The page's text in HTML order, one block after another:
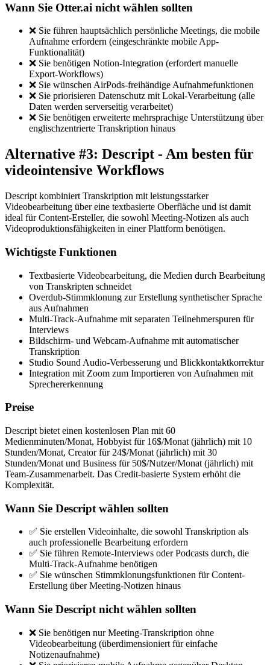
Wann Sie Otter.ai nicht wählen sollten
❌ Sie führen hauptsächlich persönliche Meetings, die mobile
Aufnahme erfordern (eingeschränkte mobile App-
Funktionalität)
❌ Sie benötigen Notion-Integration (erfordert manuelle
Export-Workflows)
❌ Sie wünschen AirPods-freihändige Aufnahmefunktionen
❌ Sie priorisieren Datenschutz mit Lokal-Verarbeitung (alle
Daten werden serverseitig verarbeitet)
❌ Sie benötigen erweiterte mehrsprachige Unterstützung über
englischzentrierte Transkription hinaus
Alternative #3: Descript - Am besten für
videointensive Workflows
Descript kombiniert Transkription mit leistungsstarker
Videobearbeitung über eine textbasierte Oberfläche und ist damit
ideal für Content-Ersteller, die sowohl Meeting-Notizen als auch
Videoproduktionsfähigkeiten in einer Plattform benötigen.
Wichtigste Funktionen
Textbasierte Videobearbeitung, die Medien durch Bearbeitung
von Transkripten schneidet
Overdub-Stimmklonung zur Erstellung synthetischer Sprache
aus Aufnahmen
Multi-Track-Aufnahme mit separaten Teilnehmerspuren für
Interviews
Bildschirm- und Webcam-Aufnahme mit automatischer
Transkription
Studio Sound Audio-Verbesserung und Blickkontaktkorrektur
Integration mit Zoom zum Importieren von Aufnahmen mit
Sprechererkennung
Preise
Descript bietet einen kostenlosen Plan mit 60
Medienminuten/Monat, Hobbyist für 16$/Monat (jährlich) mit 10
Stunden/Monat, Creator für 24$/Monat (jährlich) mit 30
Stunden/Monat und Business für 50$/Nutzer/Monat (jährlich) mit
Team-Zusammenarbeit. Das Credit-basierte System erhöht die
Komplexität.
Wann Sie Descript wählen sollten
✅ Sie erstellen Videoinhalte, die sowohl Transkription als
auch professionelle Bearbeitung erfordern
✅ Sie führen Remote-Interviews oder Podcasts durch, die
Multi-Track-Aufnahme benötigen
✅ Sie wünschen Stimmklonungsfunktionen für Content-
Erstellung über Meeting-Notizen hinaus
Wann Sie Descript nicht wählen sollten
❌ Sie benötigen nur Meeting-Transkription ohne
Videobearbeitung (überdimensioniert für einfache
Notizenaufnahme)